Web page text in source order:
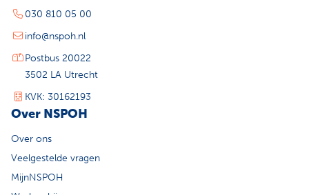
030 810 05 00
info@nspoh.nl
Postbus 20022
3502 LA Utrecht
KVK: 30162193
Over NSPOH
Over ons
Veelgestelde vragen
MijnNSPOH